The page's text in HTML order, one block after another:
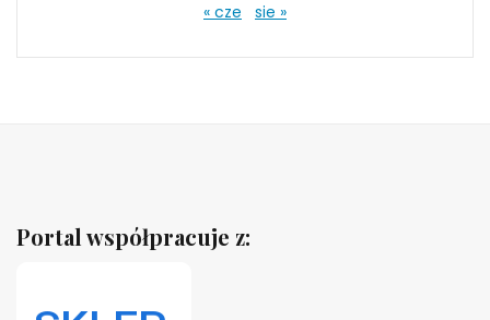
« cze sie »
Portal współpracuje z: